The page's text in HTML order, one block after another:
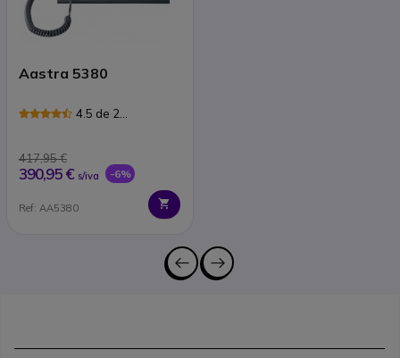
Aastra 5380
4.5 de 2
417,95 €
390,95 € s/iva -6%
Ref: AA5380